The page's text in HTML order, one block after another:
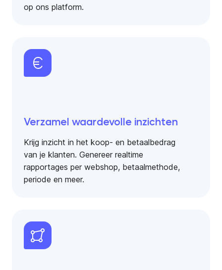
op ons platform.
Verzamel waardevolle inzichten
Krijg inzicht in het koop- en betaalbedrag
van je klanten. Genereer realtime
rapportages per webshop, betaalmethode,
periode en meer.